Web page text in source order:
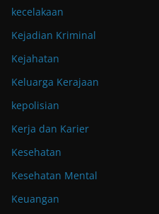
kecelakaan
Kejadian Kriminal
Kejahatan
Keluarga Kerajaan
kepolisian
Kerja dan Karier
Kesehatan
Kesehatan Mental
Keuangan